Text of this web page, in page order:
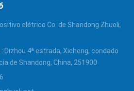
elétrico Co. de Shandong Zhuoli,
Dizhou 4ª estrada, Xicheng, condado
de Shandong, China, 251900